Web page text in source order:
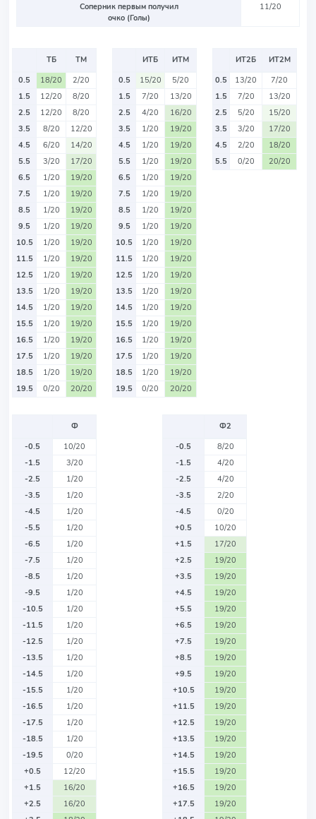
Соперник первым получил
очко (Голы)
11/20
ТБ
ТМ
0.5
18/20
2/20
1.5
12/20
8/20
2.5
12/20
8/20
3.5
8/20
12/20
4.5
6/20
14/20
5.5
3/20
17/20
6.5
1/20
19/20
7.5
1/20
19/20
8.5
1/20
19/20
9.5
1/20
19/20
10.5
1/20
19/20
11.5
1/20
19/20
12.5
1/20
19/20
13.5
1/20
19/20
14.5
1/20
19/20
15.5
1/20
19/20
16.5
1/20
19/20
17.5
1/20
19/20
18.5
1/20
19/20
19.5
0/20 20/20
ИТБ
ИТМ
0.5
15/20
5/20
1.5
7/20
13/20
2.5
4/20
16/20
3.5
1/20
19/20
4.5
1/20
19/20
5.5
1/20
19/20
6.5
1/20
19/20
7.5
1/20
19/20
8.5
1/20
19/20
9.5
1/20
19/20
10.5
1/20
19/20
11.5
1/20
19/20
12.5
1/20
19/20
13.5
1/20
19/20
14.5
1/20
19/20
15.5
1/20
19/20
16.5
1/20
19/20
17.5
1/20
19/20
18.5
1/20
19/20
19.5
0/20 20/20
ИТ2Б
ИТ2М
0.5
13/20
7/20
1.5
7/20
13/20
2.5
5/20
15/20
3.5
3/20
17/20
4.5
2/20
18/20
5.5
0/20 20/20
Ф
-0.5
10/20
-1.5
3/20
-2.5
1/20
-3.5
1/20
-4.5
1/20
-5.5
1/20
-6.5
1/20
-7.5
1/20
-8.5
1/20
-9.5
1/20
-10.5
1/20
-11.5
1/20
-12.5
1/20
-13.5
1/20
-14.5
1/20
-15.5
1/20
-16.5
1/20
-17.5
1/20
-18.5
1/20
-19.5
0/20
+0.5
12/20
+1.5
16/20
+2.5
16/20
Ф2
-0.5
8/20
-1.5
4/20
-2.5
4/20
-3.5
2/20
-4.5
0/20
+0.5
10/20
+1.5
17/20
+2.5
19/20
+3.5
19/20
+4.5
19/20
+5.5
19/20
+6.5
19/20
+7.5
19/20
+8.5
19/20
+9.5
19/20
+10.5
19/20
+11.5
19/20
+12.5
19/20
+13.5
19/20
+14.5
19/20
+15.5
19/20
+16.5
19/20
+17.5
19/20